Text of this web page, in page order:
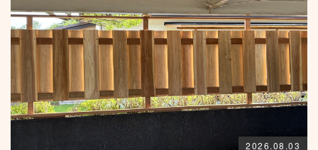
2026.08.03